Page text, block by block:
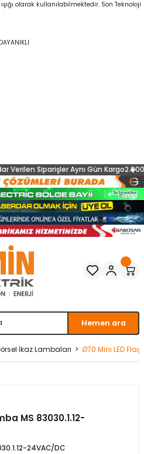
olarak kullanılabilmektedir. Son Teknoloji
Siparişler Aynı Gün Kargo2.000
Otomatik Sigortalar
PANO MALZEMELERİ
Asfora
Asfora Plus
Asfir Çerçeve
Gold
Gümüş
Mat Siyah
Parlak Beyaz
Şampanya
İç Mekan Aydınlatma
Kablolar
Hemen ara
İkaz Lambaları Ø70 Mini LED
MS 83030.1.12-
24VAC/DC